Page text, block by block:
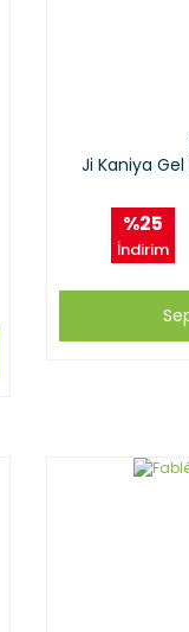
Ji Kaniya Gel
%25
İndirim